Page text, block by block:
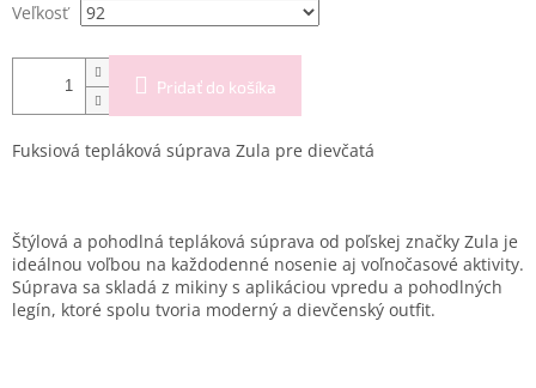
Veľkosť
Pridať do košíka
Fuksiová tepláková súprava Zula pre dievčatá
Štýlová a pohodlná tepláková súprava od poľskej značky Zula je
ideálnou voľbou na každodenné nosenie aj voľnočasové aktivity.
Súprava sa skladá z mikiny s aplikáciou vpredu a pohodlných
legín, ktoré spolu tvoria moderný a dievčenský outfit.